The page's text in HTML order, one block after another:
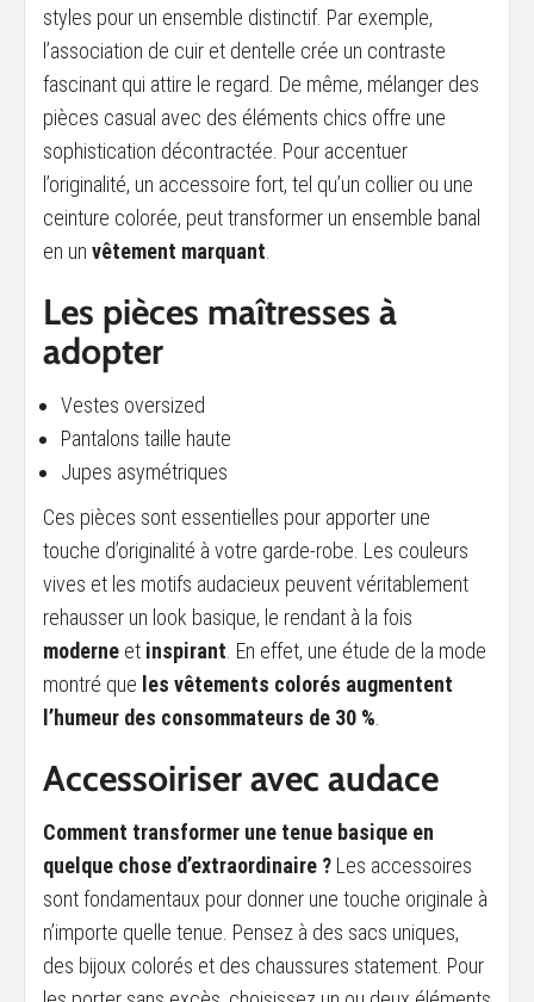
styles pour un ensemble distinctif. Par exemple,
l’association de cuir et dentelle crée un contraste
fascinant qui attire le regard. De même, mélanger des
pièces casual avec des éléments chics offre une
sophistication décontractée. Pour accentuer
l’originalité, un accessoire fort, tel qu’un collier ou une
ceinture colorée, peut transformer un ensemble banal
en un vêtement marquant
Les pièces maîtresses à
adopter
Vestes oversized
Pantalons taille haute
Jupes asymétriques
Ces pièces sont essentielles pour apporter une
touche d’originalité à votre garde-robe. Les couleurs
vives et les motifs audacieux peuvent véritablement
rehausser un look basique, le rendant à la fois
moderne et inspirant . En effet, une étude de la mode
montré que les vêtements colorés augmentent
l’humeur des consommateurs de 30 %
Accessoiriser avec audace
Comment transformer une tenue basique en
quelque chose d’extraordinaire ? Les accessoires
sont fondamentaux pour donner une touche originale à
n’importe quelle tenue. Pensez à des sacs uniques,
des bijoux colorés et des chaussures statement. Pour